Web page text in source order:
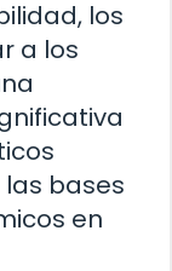
los
a los
bases
en